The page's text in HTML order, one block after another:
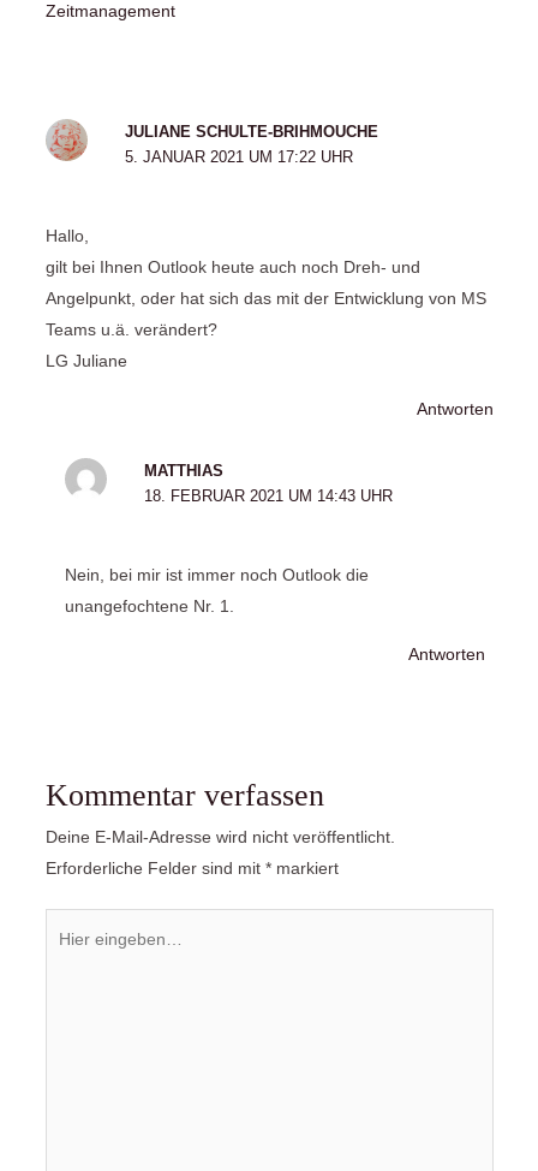
Zeitmanagement
JULIANE SCHULTE-BRIHMOUCHE
5. JANUAR 2021 UM 17:22 UHR
Hallo,
gilt bei Ihnen Outlook heute auch noch Dreh- und
Angelpunkt, oder hat sich das mit der Entwicklung von MS
Teams u.ä. verändert?
LG Juliane
Antworten
MATTHIAS
18. FEBRUAR 2021 UM 14:43 UHR
Nein, bei mir ist immer noch Outlook die
unangefochtene Nr. 1.
Antworten
Kommentar verfassen
Deine E-Mail-Adresse wird nicht veröffentlicht.
Erforderliche Felder sind mit *markiert